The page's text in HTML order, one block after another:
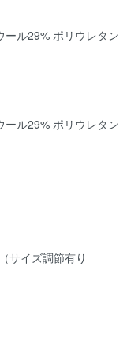
ル29% ポリウレタン
ル29% ポリウレタン
サイズ調節有り